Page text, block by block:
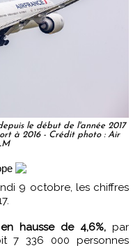
le début de l'année 2017
à 2016 - Crédit photo : Air
en hausse de 4,6%,par
7 336 000 personnes